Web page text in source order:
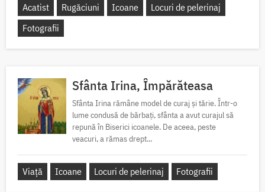
Acatist Rugăciuni Icoane
Locuri de pelerinaj
Fotografii
Sfânta Irina, Împărăteasa
Sfânta Irina rămâne model de curaj și tărie. Într-o
lume condusă de bărbați, sfânta a avut curajul să
repună în Biserici icoanele. De aceea, peste
veacuri, a rămas drept...
Viață Icoane Locuri de pelerinaj Fotografii